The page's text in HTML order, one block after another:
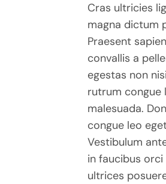
VARIATIONS.
OPTIONS
PEUVENT
CHOISIES
PRODUIT
Cras ultricies
magna dictum
Praesent
convallis a
egestas non
rutrum congue
malesuada.
congue leo
Vestibulum
in faucibus
ultrices